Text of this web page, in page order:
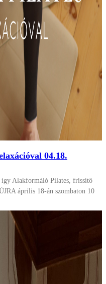
04.18.
Alakformáló Pilates, frissítő
április 18-án szombaton 10